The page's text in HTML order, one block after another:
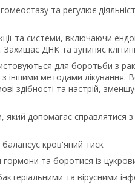
та регулює
та системи, включаючи
ДНК та зупиняє
для боротьби з
з іншими методами
здібності та настрій,
допомагає справлятися
кров'яний тиск
та боротися із
та вірусними